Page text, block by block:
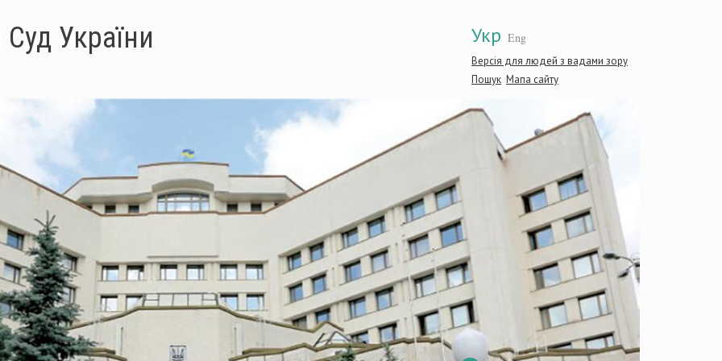
Укр Eng
Версія для людей з вадами зору
Пошук Мапа сайту
України